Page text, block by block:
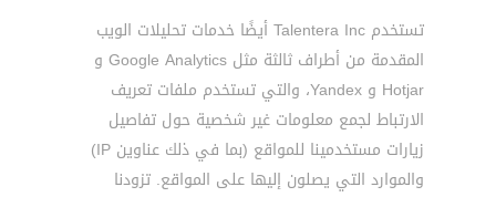
تستخدم Talentera Inc أيضًا خدمات تحليلات الويب
المقدمة من أطراف ثالثة مثل Google Analytics و
Hotjar و Yandex، والتي تستخدم ملفات تعريف
الارتباط لجمع معلومات غير شخصية حول تفاصيل
زيارات مستخدمينا للمواقع (بما في ذلك عناوين IP)
والموارد التي يصلون إليها على المواقع. تزودنا